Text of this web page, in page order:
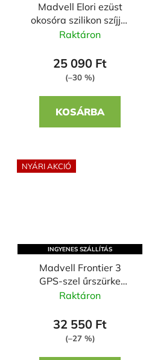
Madvell Elori ezüst
okosóra szilikon szíjjal
Jázmin
Raktáron
25 090 Ft
(–30 %)
KOSÁRBA
NYÁRI AKCIÓ
INGYENES SZÁLLÍTÁS
Madvell Frontier 3
GPS-szel űrszürke
okosóra narancssárga
szíjjal
Raktáron
32 550 Ft
(–27 %)